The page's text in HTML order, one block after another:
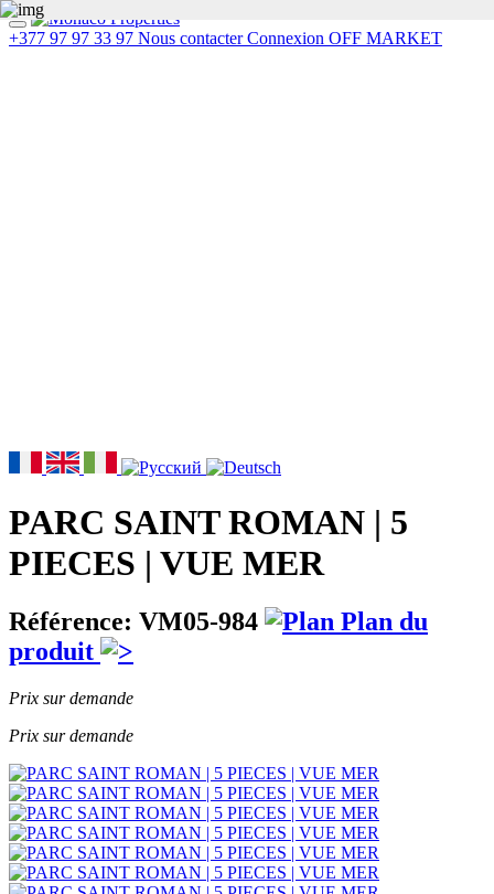
+377 97 97 33 97 Nous contacter Connexion OFF MARKET
PARC SAINT ROMAN | 5
PIECES | VUE MER
Référence: VM05-984
Plan du
produit
Prix sur demande
Prix sur demande